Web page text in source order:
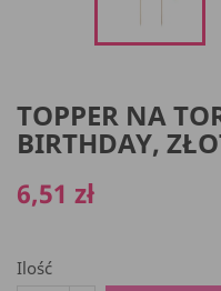
TOPPER NA
BIRTHDAY,
6,51 zł
Ilość